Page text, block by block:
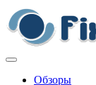
Обзоры